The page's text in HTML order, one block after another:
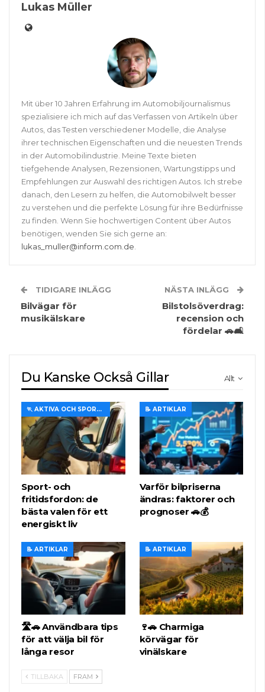
Lukas Müller
Mit über 10 Jahren Erfahrung im Automobiljournalismus
spezialisiere ich mich auf das Verfassen von Artikeln über
Autos, das Testen verschiedener Modelle, die Analyse
ihrer technischen Eigenschaften und die neuesten Trends
in der Automobilindustrie. Meine Texte bieten
tiefgehende Analysen, Rezensionen, Wartungstipps und
Empfehlungen zur Auswahl des richtigen Autos. Ich strebe
danach, den Lesern zu helfen, die Automobilwelt besser
zu verstehen und die perfekte Lösung für ihre Bedürfnisse
zu finden. Wenn Sie hochwertigen Content über Autos
benötigen, wenden Sie sich gerne an:
lukas_muller@inform.com.de.
TIDIGARE INLÄGG
Bilvägar för
musikälskare
NÄSTA INLÄGG
Bilstolsöverdrag:
recension och
fördelar 🚗🛋️
Allt
Du Kanske Också Gillar
🏃 AKTIVA OCH SPORTIGA TURER
Sport- och
fritidsfordon: de
bästa valen för ett
energiskt liv
📝 ARTIKLAR
Varför bilpriserna
ändras: faktorer och
prognoser 🚗💰
📝 ARTIKLAR
🛣️🚗 Användbara tips
för att välja bil för
långa resor
📝 ARTIKLAR
🍷🚗 Charmiga
körvägar för
vinälskare
TILLBAKA FRAM